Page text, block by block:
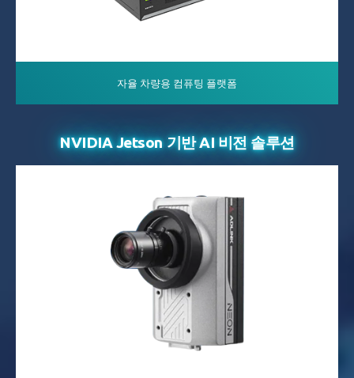
자율 차량용 컴퓨팅 플랫폼
NVIDIA Jetson 기반 AI 비전 솔루션